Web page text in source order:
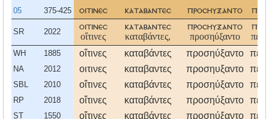
05 375-425 οιτινεσ καταβαντεσ προσηυξαντο περι
SR 2022
οιτινεσ
οἵτινες
καταβαντεσ
καταβάντες,
προσηυξαντο
προσηύξαντο
περι
περὶ
WH 1885 οἵτινες καταβάντες προσηύξαντο περὶ
NA 2012 οιτινες καταβαντες προσηυξαντο περι
SBL 2010 οἵτινες καταβάντες προσηύξαντο περὶ
RP 2018 οἵτινες καταβάντες προσηύξαντο περὶ
ST 1550 οἵτινες καταβάντες προσηύξαντο περὶ